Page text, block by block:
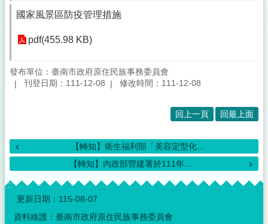
國家風景區防疫管理措施
pdf(455.98 KB)
發布單位：臺南市政府原住民族事務委員會
刊登日期：111-12-08
修改時間：111-12-08
回上一頁 回最上面
【轉知】衛生福利部「美容定型化...
【轉知】內政部營建署於111年...
:::
更新日期： 115-08-07
資料維護：臺南市政府原住民族事務委員會